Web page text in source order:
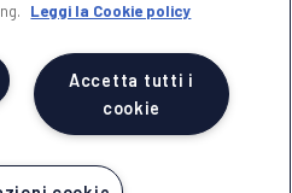
Leggi la Cookie policy
Accetta tutti i
cookie